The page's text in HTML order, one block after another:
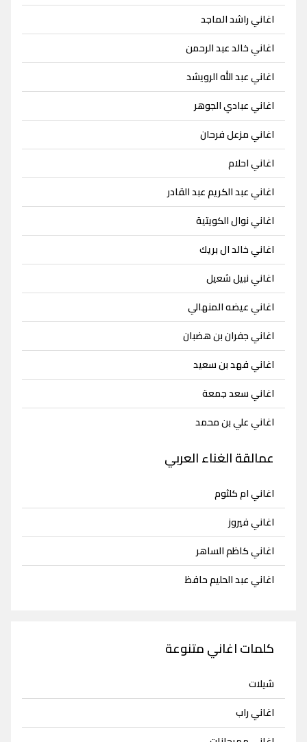
اغاني راشد الماجد
اغاني خالد عبد الرحمن
اغاني عبد الله الرويشد
اغاني عبادي الجوهر
اغاني مزعل فرحان
اغاني احلام
اغاني عبد الكريم عبد القادر
اغاني نوال الكويتية
اغاني خالد ال بريك
اغاني نبيل شعيل
اغاني عيضه المنهالي
اغاني جفران بن هضبان
اغاني فهد بن سعيد
اغاني سعد جمعة
اغاني علي بن محمد
عمالقة الغناء العربي
اغاني ام كلثوم
اغاني فيروز
اغاني كاظم الساهر
اغاني عبد الحليم حافظ
كلمات اغاني متنوعة
شيلات
اغاني راب